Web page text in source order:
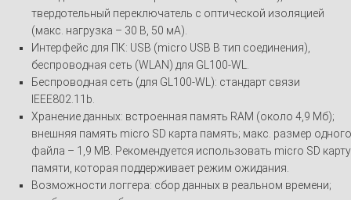
твердотельный переключатель с оптической изоляцией
(макс. нагрузка – 30 В, 50 мА).
Интерфейс для ПК: USB (micro USB B тип соединения),
беспроводная сеть (WLAN) для GL100-WL.
Беспроводная сеть (для GL100-WL): стандарт связи
IEEE802.11b.
Хранение данных: встроенная память RAM (около 4,9 Мб);
внешняя память micro SD карта память; макс. размер одного
файла – 1,9 MB. Рекомендуется использовать micro SD карту
памяти, которая поддерживает режим ожидания.
Возможности логгера: сбор данных в реальном времени;